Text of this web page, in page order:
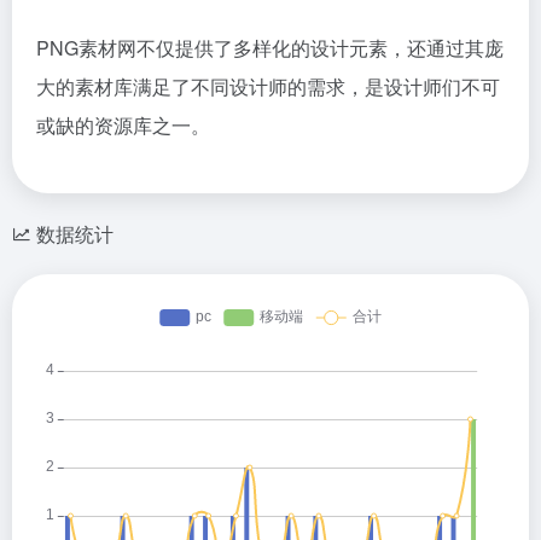
PNG素材网不仅提供了多样化的设计元素，还通过其庞
大的素材库满足了不同设计师的需求，是设计师们不可
或缺的资源库之一。
数据统计